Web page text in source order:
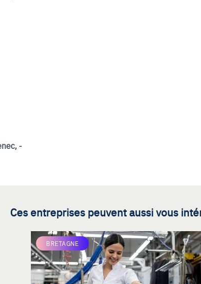
-
Ces entreprises peuvent aussi vous
BRETAGNE